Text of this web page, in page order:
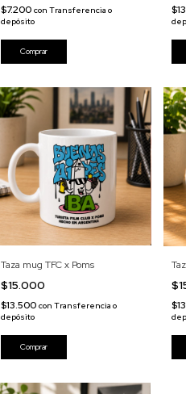
$7.200con Transferencia o
depósito
Taza mug TFC x Poms
$15.000
$13.500con Transferencia o
depósito